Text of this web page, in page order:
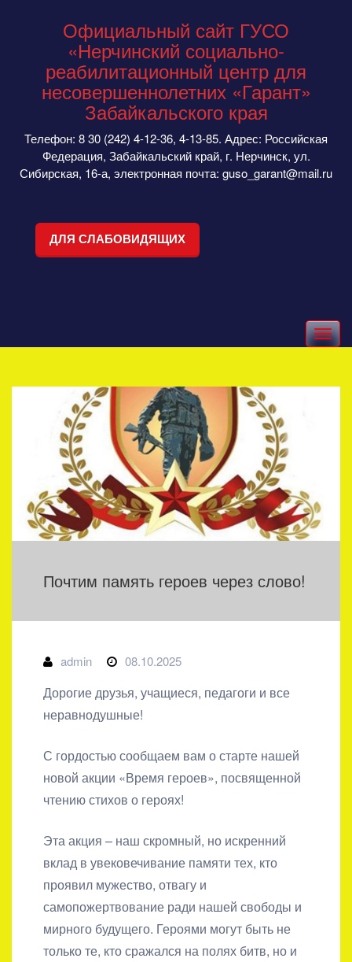
Официальный сайт ГУСО
«Нерчинский социально-
реабилитационный центр для
несовершеннолетних «Гарант»
Забайкальского края
Телефон: 8 30 (242) 4-12-36, 4-13-85. Адрес: Российская
Федерация, Забайкальский край, г. Нерчинск, ул.
Сибирская, 16-а, электронная почта: guso_garant@mail.ru
ДЛЯ СЛАБОВИДЯЩИХ
Toggle
navigation
Почтим память героев через слово!
admin 08.10.2025
Дорогие друзья, учащиеся, педагоги и все
неравнодушные!
С гордостью сообщаем вам о старте нашей
новой акции «Время героев», посвященной
чтению стихов о героях!
Эта акция – наш скромный, но искренний
вклад в увековечивание памяти тех, кто
проявил мужество, отвагу и
самопожертвование ради нашей свободы и
мирного будущего. Героями могут быть не
только те, кто сражался на полях битв, но и